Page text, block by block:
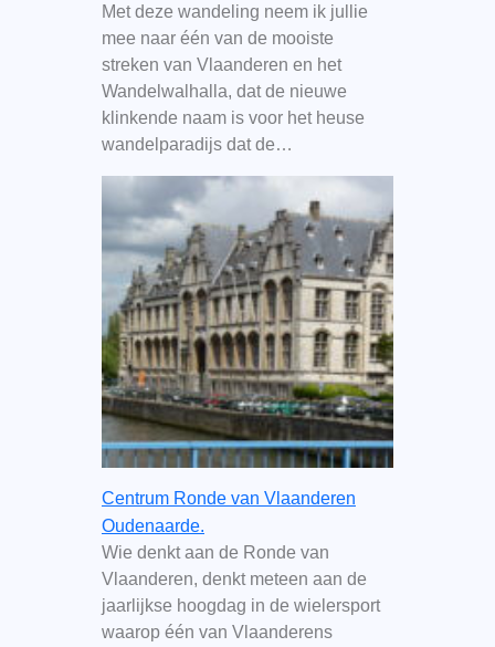
Met deze wandeling neem ik jullie
mee naar één van de mooiste
streken van Vlaanderen en het
Wandelwalhalla, dat de nieuwe
klinkende naam is voor het heuse
wandelparadijs dat de…
Centrum Ronde van Vlaanderen
Oudenaarde.
Wie denkt aan de Ronde van
Vlaanderen, denkt meteen aan de
jaarlijkse hoogdag in de wielersport
waarop één van Vlaanderens